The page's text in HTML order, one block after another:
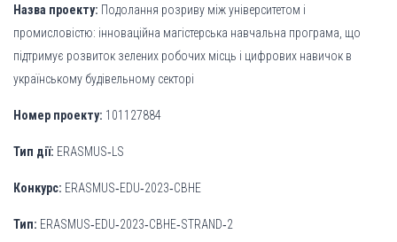
Назва проекту: Подолання розриву між університетом і
промисловістю: інноваційна магістерська навчальна програма, що
підтримує розвиток зелених робочих місць і цифрових навичок в
українському будівельному секторі
Номер проекту: 101127884
Тип дії: ERASMUS‐LS
Конкурс: ERASMUS‐EDU‐2023‐CBHE
Тип: ERASMUS‐EDU‐2023‐CBHE‐STRAND‐2